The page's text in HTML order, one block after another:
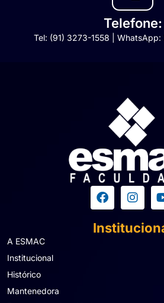
Telefone:
Tel: (91) 3273-1558 |
A ESMAC
Institucional
Histórico
Mantenedora